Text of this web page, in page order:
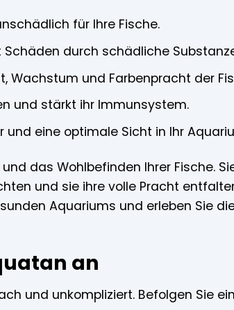
für Ihre Fische.
Schäden durch schädliche
Wachstum und Farbenpracht der
und stärkt ihr Immunsystem.
und eine optimale Sicht in Ihr
das Wohlbefinden Ihrer Fische.
und sie ihre volle Pracht
Aquariums und erleben Sie
an
und unkompliziert. Befolgen Sie